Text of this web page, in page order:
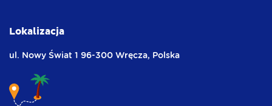
Lokalizacja
ul. Nowy Świat 1 96-300 Wręcza, Polska